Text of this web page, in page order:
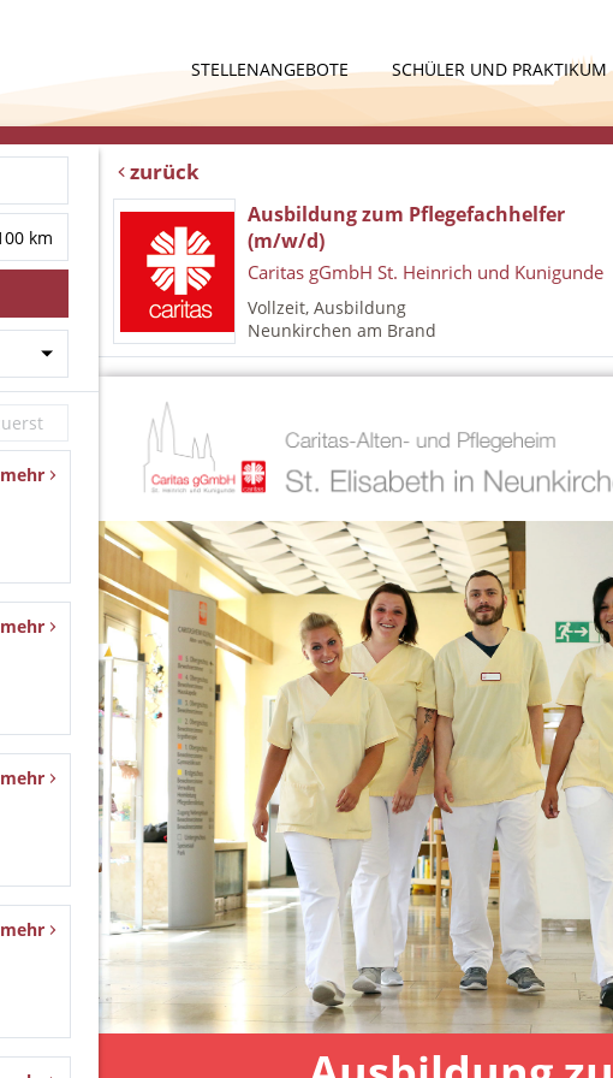
STELLENANGEBOTE SCHÜLER UND PRAKTIKUM
mehr
mehr
mehr
mehr
zurück
Ausbildung zum Pflegefachhelfer
(m/w/d)
Caritas gGmbH St. Heinrich und Kunigunde
Vollzeit, Ausbildung
Neunkirchen am Brand